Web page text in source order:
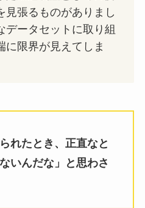
見張るものがありまし
データセットに取り組
に限界が見えてしま
れたとき、正直なと
いんだな」と思わさ